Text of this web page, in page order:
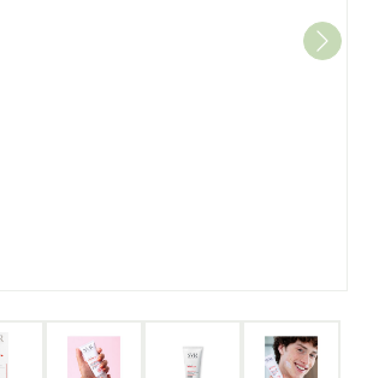
larger image
View larger imageView larger image
View